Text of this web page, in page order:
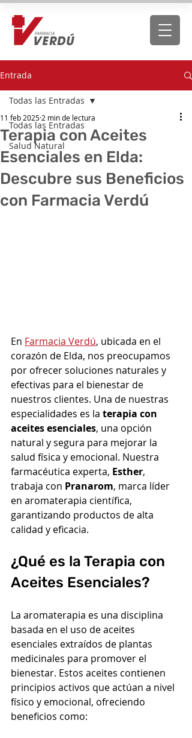
Entrada
Todas las Entradas
Salud Natural
Todas las Entradas
Terapia con Aceites
Esenciales en Elda:
Descubre sus Beneficios
con Farmacia Verdú
11 feb 2025 2 min de lectura
En Farmacia Verdú, ubicada en el
corazón de Elda, nos preocupamos
por ofrecer soluciones naturales y
efectivas para el bienestar de
nuestros clientes. Una de nuestras
especialidades es la terapia con
aceites esenciales, una opción
natural y segura para mejorar la
salud física y emocional. Nuestra
farmacéutica experta, Esther,
trabaja con Pranarom, marca líder
en aromaterapia científica,
garantizando productos de alta
calidad y eficacia.
¿Qué es la Terapia con
Aceites Esenciales?
La aromaterapia es una disciplina
basada en el uso de aceites
esenciales extraídos de plantas
medicinales para promover el
bienestar. Estos aceites contienen
principios activos que actúan a nivel
físico y emocional, ofreciendo
beneficios como: